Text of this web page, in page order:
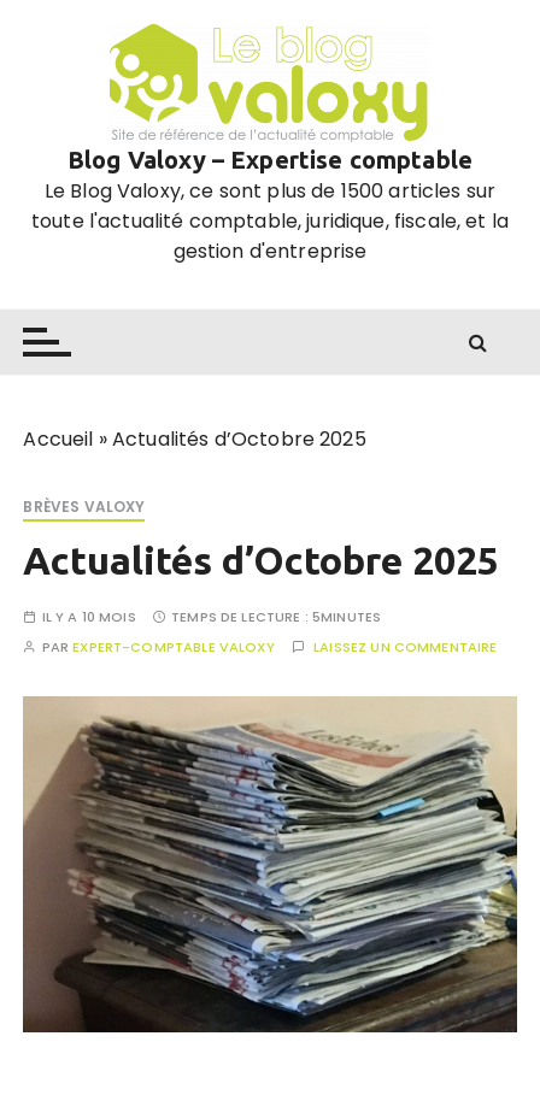
Blog Valoxy – Expertise comptable
Le Blog Valoxy, ce sont plus de 1500 articles sur
toute l'actualité comptable, juridique, fiscale, et la
gestion d'entreprise
Accueil »Actualités d’Octobre 2025
BRÈVES VALOXY
Actualités d’Octobre 2025
IL Y A 10 MOIS TEMPS DE LECTURE : 5MINUTES
PAREXPERT-COMPTABLE VALOXY LAISSEZ UN COMMENTAIRE